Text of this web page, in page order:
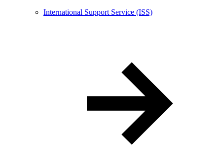
International Support Service (ISS)